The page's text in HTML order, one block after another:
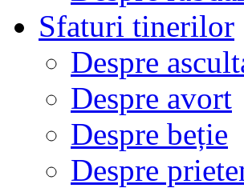
Sfaturi tinerilor
Despre
Despre avort
Despre beție
Despre